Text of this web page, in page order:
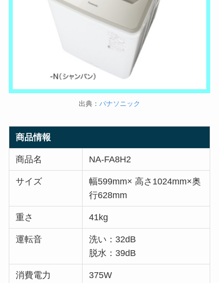
出典： パナソニック
商品情報
商品名 NA-FA8H2
サイズ
幅599mm× 高さ1024mm×奥
行628mm
重さ 41kg
運転音
洗い：32dB
脱水：39dB
消費電力 375W